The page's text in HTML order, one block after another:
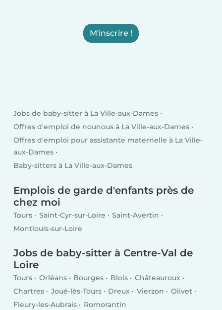
M'inscrire !
Jobs de baby-sitter à La Ville-aux-Dames
Offres d'emploi de nounous à La Ville-aux-Dames
Offres d'emploi pour assistante maternelle à La Ville-
aux-Dames
Baby-sitters à La Ville-aux-Dames
Emplois de garde d'enfants près de
chez moi
Tours Saint-Cyr-sur-Loire
Saint-Avertin
Montlouis-sur-Loire
Jobs de baby-sitter à Centre-Val de
Loire
Tours Orléans Bourges Blois
Châteauroux
Chartres
Joué-lès-Tours Dreux Vierzon
Olivet
Fleury-les-Aubrais
Romorantin